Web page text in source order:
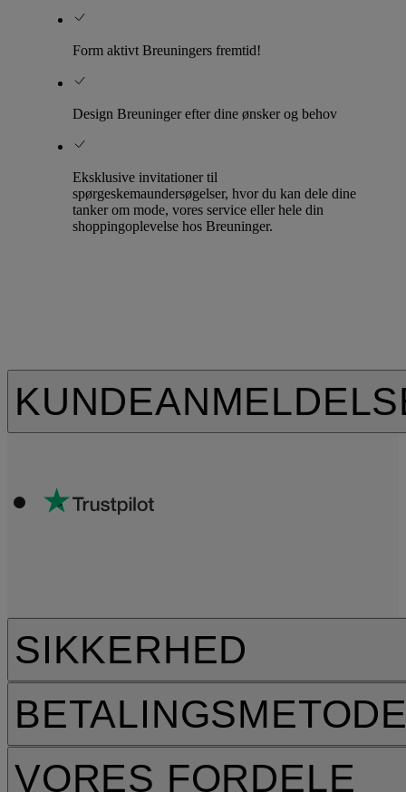
Form aktivt Breuningers fremtid!
Design Breuninger efter dine ønsker og behov
Eksklusive invitationer til
spørgeskemaundersøgelser, hvor du kan dele dine
tanker om mode, vores service eller hele din
shoppingoplevelse hos Breuninger.
SIKKERHED
VORES FORDELE